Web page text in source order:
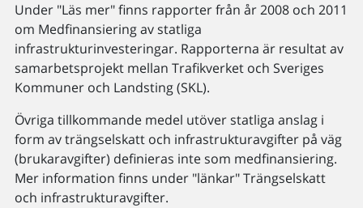
Under "Läs mer" finns rapporter från år 2008 och 2011
om Medfinansiering av statliga
infrastrukturinvesteringar. Rapporterna är resultat av
samarbetsprojekt mellan Trafikverket och Sveriges
Kommuner och Landsting (SKL).
Övriga tillkommande medel utöver statliga anslag i
form av trängselskatt och infrastrukturavgifter på väg
(brukaravgifter) definieras inte som medfinansiering.
Mer information finns under "länkar" Trängselskatt
och infrastrukturavgifter.